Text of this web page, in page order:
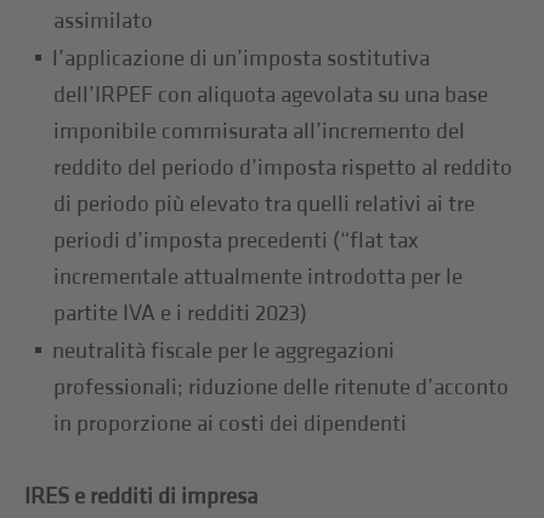
assimilato
l’applicazione di un’imposta sostitutiva
dell’IRPEF con aliquota agevolata su una base
imponibile commisurata all’incremento del
reddito del periodo d’imposta rispetto al reddito
di periodo più elevato tra quelli relativi ai tre
periodi d’imposta precedenti (“flat tax
incrementale attualmente introdotta per le
partite IVA e i redditi 2023)
neutralità fiscale per le aggregazioni
professionali; riduzione delle ritenute d’acconto
in proporzione ai costi dei dipendenti
IRES e redditi di impresa